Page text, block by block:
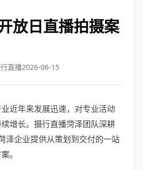
放日直播拍摄案
直播2026-06-15
近年来发展迅速，对专业活动
增长。摄行直播菏泽团队深耕
泽企业提供从策划到交付的一站
。